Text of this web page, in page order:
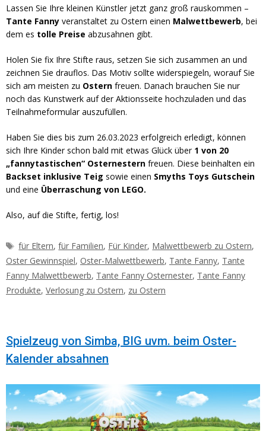
Lassen Sie Ihre kleinen Künstler jetzt ganz groß rauskommen –
Tante Fanny veranstaltet zu Ostern einen Malwettbewerb, bei
dem es tolle Preise abzusahnen gibt.
Holen Sie fix Ihre Stifte raus, setzen Sie sich zusammen an und
zeichnen Sie drauflos. Das Motiv sollte widerspiegeln, worauf Sie
sich am meisten zu Ostern freuen. Danach brauchen Sie nur
noch das Kunstwerk auf der Aktionsseite hochzuladen und das
Teilnahmeformular auszufüllen.
Haben Sie dies bis zum 26.03.2023 erfolgreich erledigt, können
sich Ihre Kinder schon bald mit etwas Glück über 1 von 20
„fannytastischen“ Osternestern freuen. Diese beinhalten ein
Backset inklusive Teig sowie einen Smyths Toys Gutschein
und eine Überraschung von LEGO.
Also, auf die Stifte, fertig, los!
Schlagwörter
für Eltern,für Familien, Für Kinder, Malwettbewerb zu Ostern,
Oster Gewinnspiel, Oster-Malwettbewerb, Tante Fanny, Tante
Fanny Malwettbewerb, Tante Fanny Osternester, Tante Fanny
Produkte, Verlosung zu Ostern, zu Ostern
Spielzeug von Simba, BIG uvm. beim Oster-
Kalender absahnen